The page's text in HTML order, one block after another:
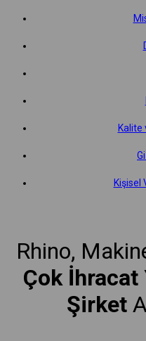
Kalite
Kişisel
Rhino,
Çok İhracat
Şirket